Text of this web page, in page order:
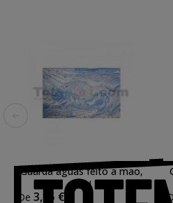
Guarda aguas feito a mao,
azul
De 3,45 €